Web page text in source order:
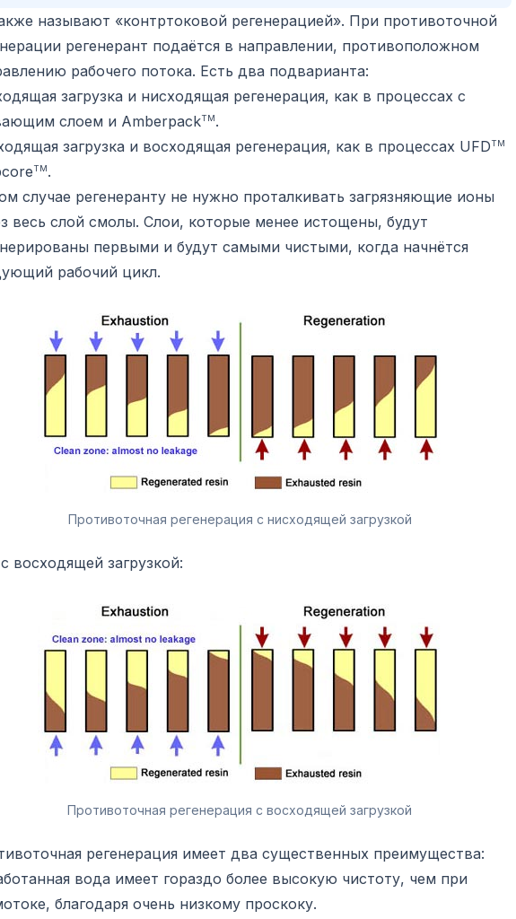
называют «контртоковой регенерацией». При противоточной
регенерант подаётся в направлении, противоположном
рабочего потока. Есть два подварианта:
загрузка и нисходящая регенерация, как в процессах с
слоем и AmberpackTM.
загрузка и восходящая регенерация, как в процессах UFDTM
TM.
случае регенеранту не нужно проталкивать загрязняющие ионы
весь слой смолы. Слои, которые менее истощены, будут
первыми и будут самыми чистыми, когда начнётся
рабочий цикл.
Противоточная регенерация с нисходящей загрузкой
восходящей загрузкой:
Противоточная регенерация с восходящей загрузкой
регенерация имеет два существенных преимущества:
вода имеет гораздо более высокую чистоту, чем при
благодаря очень низкому проскоку.